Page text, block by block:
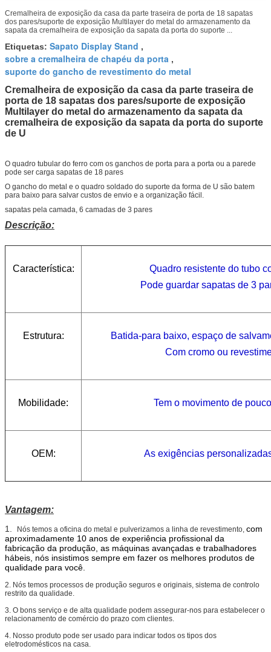
Cremalheira de exposição da casa da parte traseira de porta de 18 sapatas
dos pares/suporte de exposição Multilayer do metal do armazenamento da
sapata da cremalheira de exposição da sapata da porta do suporte ...
Etiquetas: Sapato Display Stand ,
sobre a cremalheira de chapéu da porta ,
suporte do gancho de revestimento do metal
Cremalheira de exposição da casa da parte traseira de
porta de 18 sapatas dos pares/suporte de exposição
Multilayer do metal do armazenamento da sapata da
cremalheira de exposição da sapata da porta do suporte
de U
O quadro tubular do ferro com os ganchos de porta para a porta ou a parede
pode ser carga sapatas de 18 pares
O gancho do metal e o quadro soldado do suporte da forma de U são batem
para baixo para salvar custos de envio e a organização fácil.
sapatas pela camada, 6 camadas de 3 pares
Descrição:
Característica:
Quadro resistente do tubo
Pode guardar sapatas de 3
Estrutura:
Batida-para baixo, espaço de
Com cromo ou
Mobilidade: Tem o movimento de
OEM: As exigências
Vantagem:
1. Nós temos a oficina do metal e pulverizamos a linha de revestimento, com
aproximadamente 10 anos de experiência profissional da
fabricação da produção, as máquinas avançadas e trabalhadores
hábeis, nós insistimos sempre em fazer os melhores produtos de
qualidade para você.
2. Nós temos processos de produção seguros e originais, sistema de controlo
restrito da qualidade.
3. O bons serviço e de alta qualidade podem assegurar-nos para estabelecer o
relacionamento de comércio do prazo com clientes.
4. Nosso produto pode ser usado para indicar todos os tipos dos
eletrodomésticos na casa.